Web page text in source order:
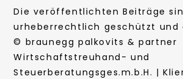
Die veröffentlichten Beiträge
urheberrechtlich geschützt und
© braunegg palkovits & partner
Wirtschaftstreuhand- und
Steuerberatungsges.m.b.H. |